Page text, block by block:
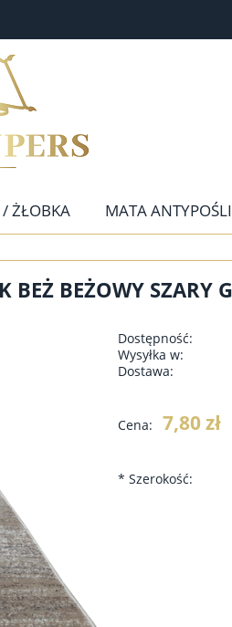
/ ŻŁOBKA MATA
KONTAKT
BEŻ BEŻOWY SZARY
Dostępność:
Wysyłka w:
Dostawa:
Cena nie
płatności
Cena: 7,80 zł
* Szerokość: